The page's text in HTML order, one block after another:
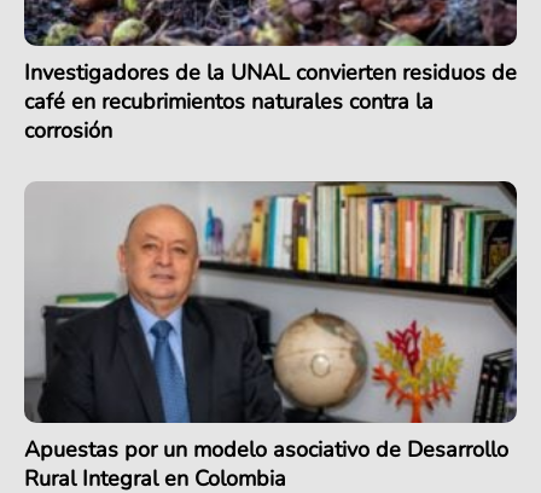
Investigadores de la UNAL convierten residuos de
café en recubrimientos naturales contra la
corrosión
Apuestas por un modelo asociativo de Desarrollo
Rural Integral en Colombia